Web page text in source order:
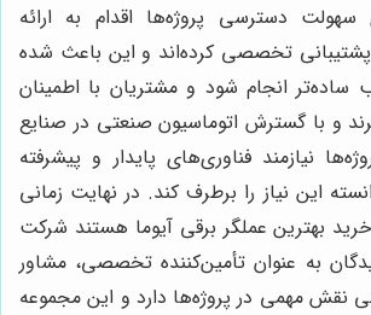
سهولت دسترسی پروژه‌ها اقدام به ارائه
تخصصی کرده‌اند و این باعث شده
ساده‌تر انجام شود و مشتریان با اطمینان
و با گسترش اتوماسیون صنعتی در صنایع
نیازمند فناوری‌های پایدار و پیشرفته
این نیاز را برطرف کند. در نهایت زمانی
بهترین عملگر برقی آیوما هستند شرکت
به عنوان تأمین‌کننده تخصصی، مشاور
نقش مهمی در پروژه‌ها دارد و این مجموعه